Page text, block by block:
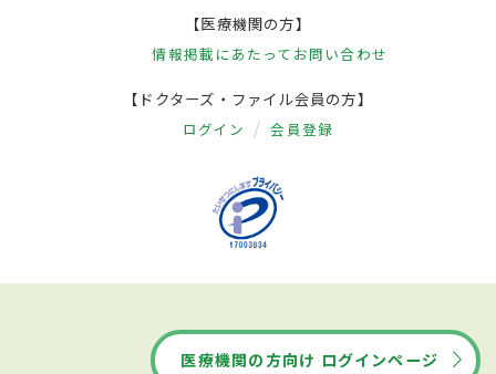
【医療機関の方】
情報掲載にあたって お問い合わせ
【ドクターズ・ファイル会員の方】
ログイン 会員登録
医療機関の方向け ログインページ